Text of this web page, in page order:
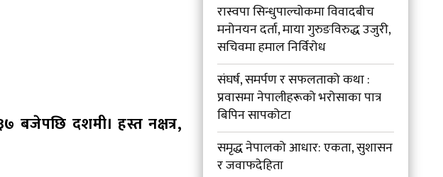
बजेपछि दशमी। हस्त नक्षत्र,
रास्वपा सिन्धुपाल्चोकमा विवादबीच
मनोनयन दर्ता, माया गुरुङविरुद्ध उजुरी,
सचिवमा हमाल निर्विरोध
संघर्ष, समर्पण र सफलताको कथा :
प्रवासमा नेपालीहरूको भरोसाका पात्र
बिपिन सापकोटा
समृद्ध नेपालको आधार: एकता, सुशासन
र जवाफदेहिता